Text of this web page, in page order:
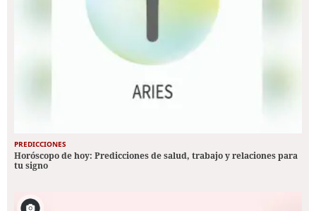
PREDICCIONES
Horóscopo de hoy: Predicciones de salud, trabajo y relaciones para
tu signo